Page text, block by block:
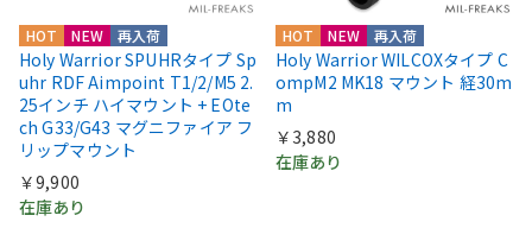
HOT NEW 再入荷
Holy Warrior SPUHRタイプ Sp
uhr RDF Aimpoint T1/2/M5 2.
25インチ ハイマウント + EOte
ch G33/G43 マグニファイア フ
リップマウント
￥9,900
在庫あり
HOT NEW 再入荷
Holy Warrior WILCOXタイプ C
ompM2 MK18 マウント 経30m
m
￥3,880
在庫あり